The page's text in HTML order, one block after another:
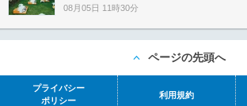
08月05日 11時30分
ページの先頭へ
プライバシー
ポリシー
利用規約